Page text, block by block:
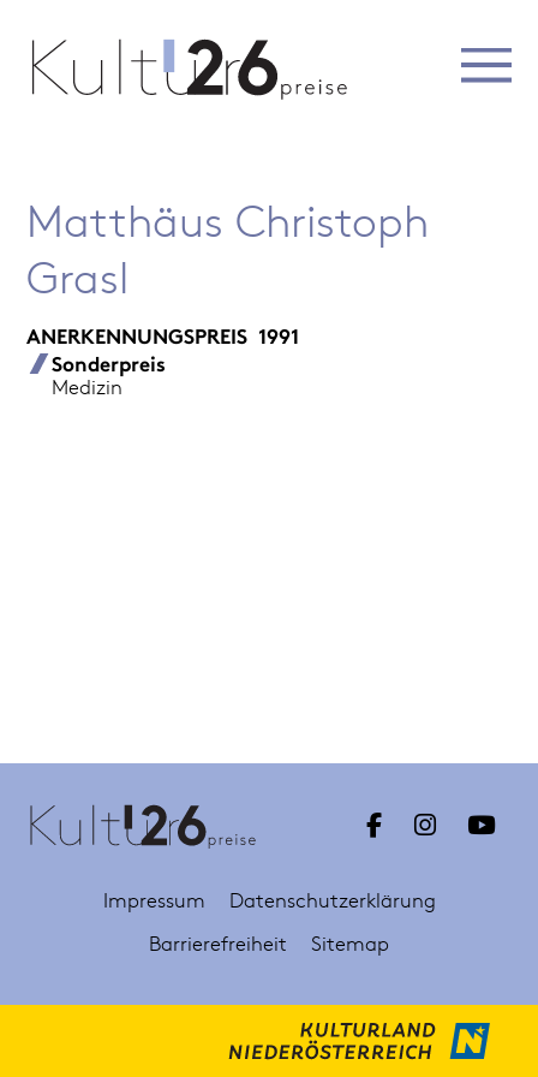
Matthäus Christoph
Grasl
ANERKENNUNGSPREIS 1991
Sonderpreis
Medizin
Impressum
Datenschutzerklärung
Barrierefreiheit
Sitemap